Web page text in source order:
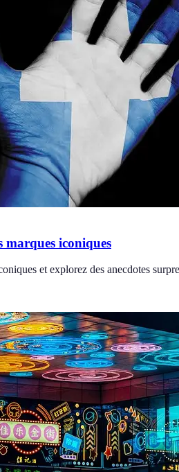
marques iconiques
et explorez des anecdotes